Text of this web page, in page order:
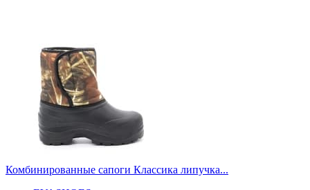
Комбинированные сапоги Классика липучка...